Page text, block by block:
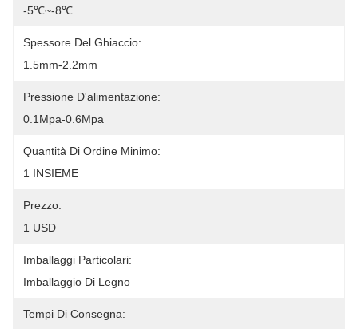
-5℃~-8℃
Spessore Del Ghiaccio:
1.5mm-2.2mm
Pressione D'alimentazione:
0.1Mpa-0.6Mpa
Quantità Di Ordine Minimo:
1 INSIEME
Prezzo:
1 USD
Imballaggi Particolari:
Imballaggio Di Legno
Tempi Di Consegna: